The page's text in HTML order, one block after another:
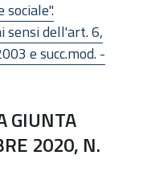
sensi dell'art. 6,
e succ.mod. -
GIUNTA
2020, N.